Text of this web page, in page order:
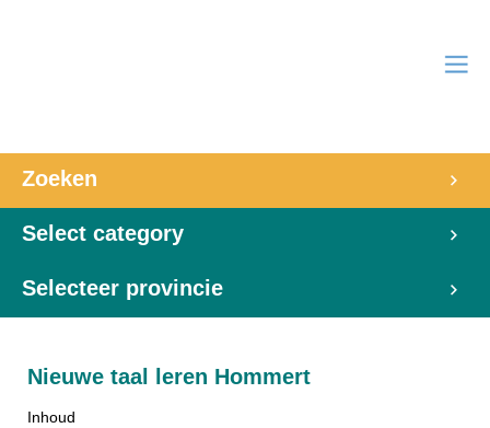
Zoeken
Select category
Selecteer provincie
Nieuwe taal leren Hommert
Inhoud